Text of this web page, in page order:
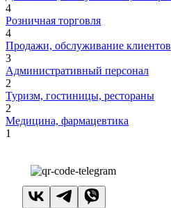
4
Розничная торговля
4
Продажи, обслуживание клиентов
3
Административный персонал
2
Туризм, гостиницы, рестораны
2
Медицина, фармацевтика
1